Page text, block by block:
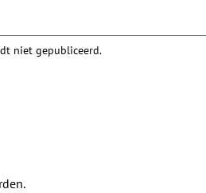
niet gepubliceerd.